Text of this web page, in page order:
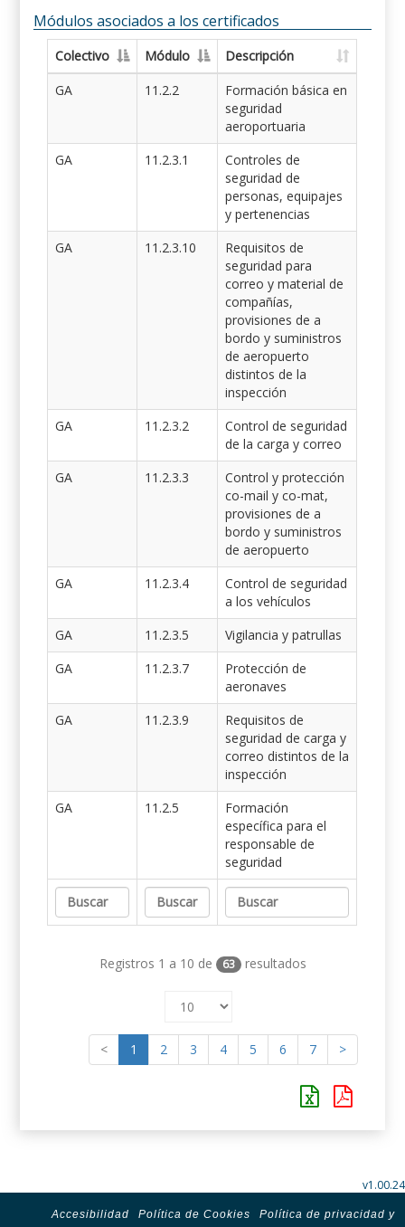
Módulos asociados a los certificados
Colectivo Módulo
Descripción
GA
11.2.2
Formación básica en
seguridad
aeroportuaria
GA
11.2.3.1
Controles de
seguridad de
personas, equipajes
y pertenencias
GA
11.2.3.10
Requisitos de
seguridad para
correo y material de
compañías,
provisiones de a
bordo y suministros
de aeropuerto
distintos de la
inspección
GA
11.2.3.2
Control de seguridad
de la carga y correo
GA
11.2.3.3
Control y protección
co-mail y co-mat,
provisiones de a
bordo y suministros
de aeropuerto
GA
11.2.3.4
Control de seguridad
a los vehículos
GA
11.2.3.5
Vigilancia y patrullas
GA
11.2.3.7
Protección de
aeronaves
GA
11.2.3.9
Requisitos de
seguridad de carga y
correo distintos de la
inspección
GA
11.2.5
Formación
específica para el
responsable de
seguridad
Registros 1 a 10 de 63 resultados
< 1 2 3 4 5 6 7 >
v1.00.24
Accesibilidad Política de Cookies
Política de privacidad y